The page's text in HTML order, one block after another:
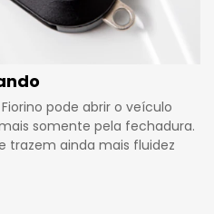
pode abrir o veículo
somente pela fechadura.
trazem ainda mais fluidez